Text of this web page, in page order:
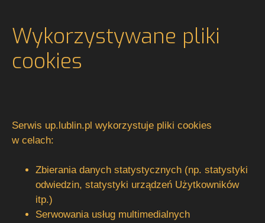
Wykorzystywane pliki
cookies
Serwis up.lublin.pl wykorzystuje pliki cookies
w celach:
Zbierania danych statystycznych (np. statystyki
odwiedzin, statystyki urządzeń Użytkowników
itp.)
Serwowania usług multimedialnych